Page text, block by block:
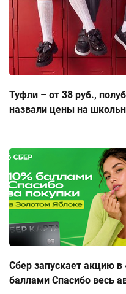
Туфли – от 38 руб.,
назвали цены на
Сбер запускает акцию
баллами Спасибо весь